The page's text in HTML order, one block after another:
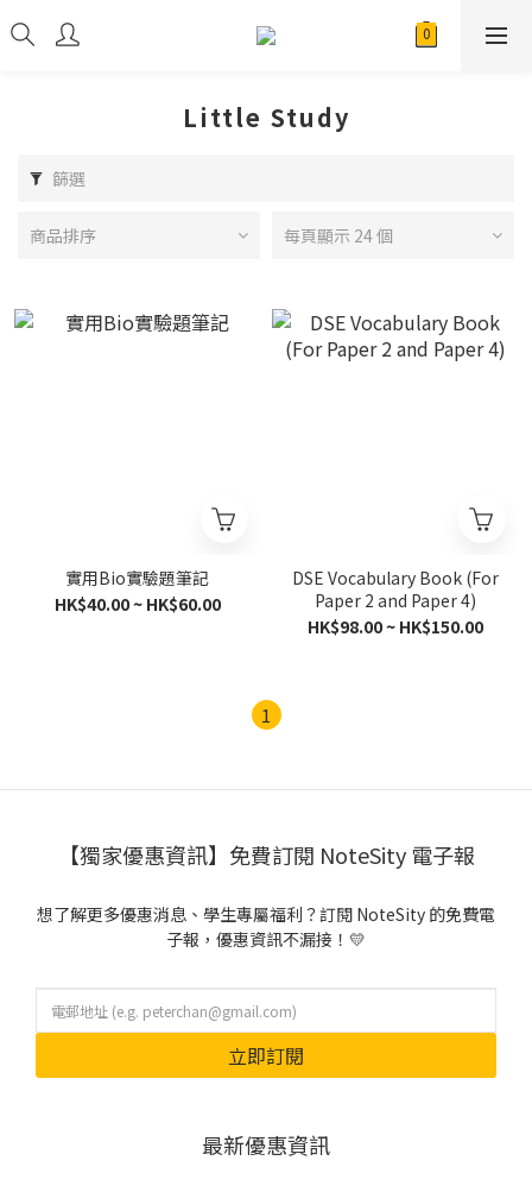
Little Study
篩選
商品排序 每頁顯示 24 個
實用Bio實驗題筆記
HK$40.00 ~ HK$60.00
DSE Vocabulary Book (For
Paper 2 and Paper 4)
HK$98.00 ~ HK$150.00
1
【獨家優惠資訊】免費訂閱 NoteSity 電子報
想了解更多優惠消息、學生專屬福利？訂閱 NoteSity 的免費電
子報，優惠資訊不漏接！💛
立即訂閱
最新優惠資訊